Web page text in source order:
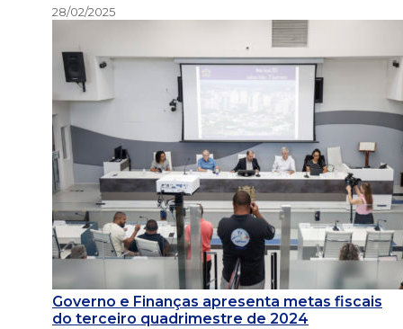
28/02/2025
Governo e Finanças apresenta metas fiscais
do terceiro quadrimestre de 2024